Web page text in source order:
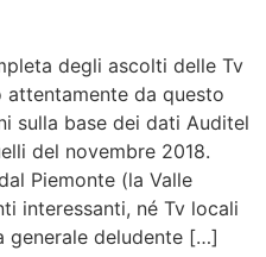
degli ascolti delle Tv
attentamente da questo
sulla base dei dati Auditel
del novembre 2018.
Piemonte (la Valle
interessanti, né Tv locali
generale deludente […]